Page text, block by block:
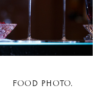
FOOD PHOTO.